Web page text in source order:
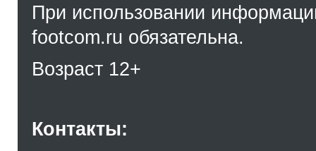
При использовании
footcom.ru обязательна.
Возраст 12+
Контакты: